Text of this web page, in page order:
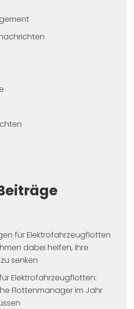
für Elektrofahrzeugflotten
dabei helfen, ihre
senken
Elektrofahrzeugflotten:
Flottenmanager im Jahr